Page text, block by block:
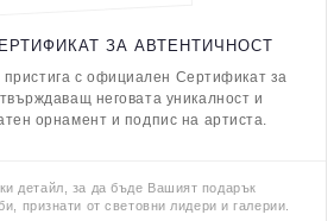
ЗА АВТЕНТИЧНОСТ
пристига с официален Сертификат за
неговата уникалност и
орнамент и подпис на артиста.
детайл, за да бъде Вашият подарък
признати от световни лидери и галерии.